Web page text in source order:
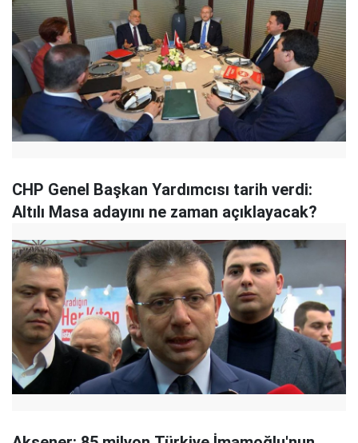
CHP Genel Başkan Yardımcısı tarih verdi:
Altılı Masa adayını ne zaman açıklayacak?